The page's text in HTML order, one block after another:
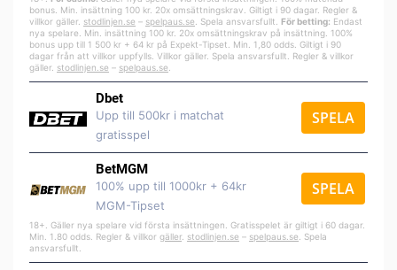
bonus. Min. insättning 100 kr. 20x omsättningskrav. Giltigt i 90 dagar. Regler &
villkor gäller. stodlinjen.se – spelpaus.se . Spela ansvarsfullt. För betting: Endast
nya spelare. Min. insättning 100 kr. 20x omsättningskrav på insättning. 100%
bonus upp till 1 500 kr + 64 kr på Expekt-Tipset. Min. 1,80 odds. Giltigt i 90
dagar från att villkor uppfylls. Villkor gäller. Spela ansvarsfullt. Regler & villkor
gäller. stodlinjen.se – spelpaus.se
Dbet
Upp till 500kr i matchat
gratisspel
SPELA
BetMGM
100% upp till 1000kr + 64kr
MGM-Tipset
SPELA
18+. Gäller nya spelare vid första insättningen. Gratisspelet är giltigt i 60 dagar.
Min. 1.80 odds. Regler & villkor gäller stodlinjen.se – spelpaus.se . Spela
ansvarsfullt.